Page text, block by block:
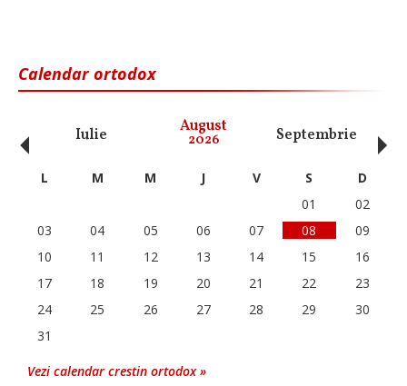
Calendar ortodox
Iulie August
2026 Septembrie
‹ L M M J V S
D
01
02
03
04 05 06 07 08
09
10
11 12 13 14 15
16
17
18 19 20 21 22
23
24
25 26 27 28 29
30
31
Vezi calendar crestin ortodox »